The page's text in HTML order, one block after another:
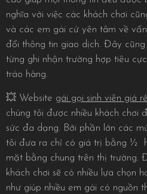
nghĩa với việc các khách chơi
và các em gái cứ yên tâm về
đổi thông tin giao dịch. Đây
từng ghi nhận trường hợp tiêu
tráo hàng.
💥 Website gái gọi sinh viên giá
chúng tôi được nhiều khách chơi
sức đa dạng. Bởi phần lớn các
tôi đưa ra chỉ có giá trị bằng ½
mặt bằng chung trên thị trường.
khách chơi sẽ có nhiều lựa chọn
như giúp nhiều em gái có nguồn